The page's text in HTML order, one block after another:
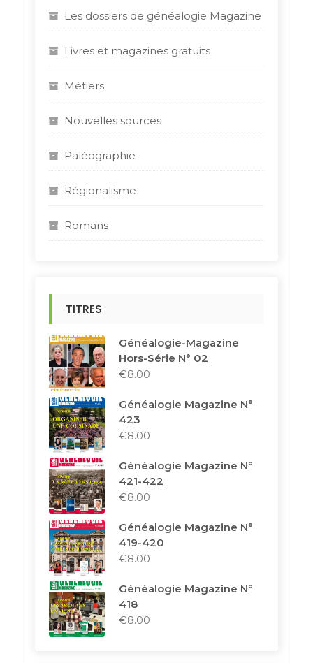
Les dossiers de généalogie Magazine
Livres et magazines gratuits
Métiers
Nouvelles sources
Paléographie
Régionalisme
Romans
TITRES
Généalogie-Magazine
Hors-Série N° 02
€8.00
Généalogie Magazine N°
423
€8.00
Généalogie Magazine N°
421-422
€8.00
Généalogie Magazine N°
419-420
€8.00
Généalogie Magazine N°
418
€8.00